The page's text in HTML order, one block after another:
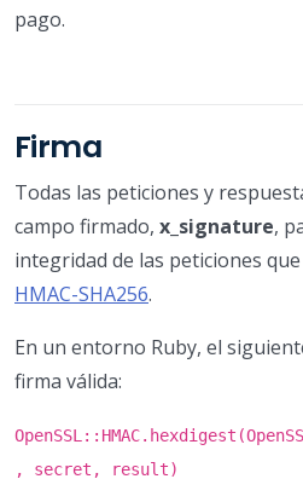
pago.
Firma
Todas las peticiones y
campo firmado, x_signature,
integridad de las peticiones
HMAC-SHA256.
En un entorno Ruby, el
firma válida:
, secret, result)